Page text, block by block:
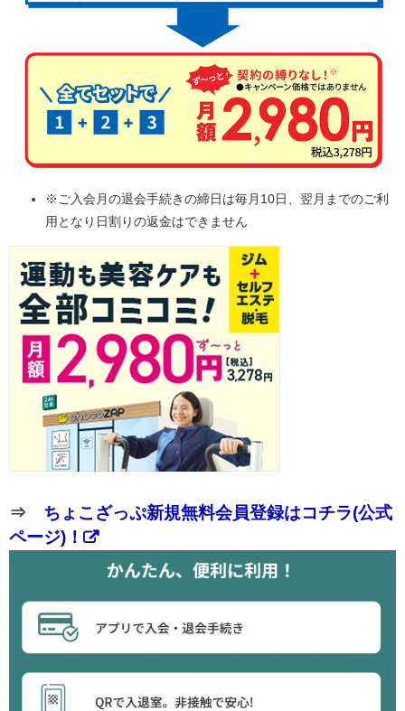
※ご入会月の退会手続きの締日は毎月10日、翌月までのご利
用となり日割りの返金はできません
⇒ ちょこざっぷ新規無料会員登録はコチラ(公式
ページ)！